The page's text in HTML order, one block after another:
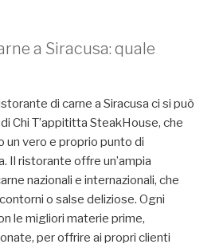
a Siracusa: quale
di carne a Siracusa ci si può
Chi T’appititta SteakHouse, che
un vero e proprio punto di
Il ristorante offre un’ampia
nazionali e internazionali, che
o salse deliziose. Ogni
le migliori materie prime,
per offrire ai propri clienti